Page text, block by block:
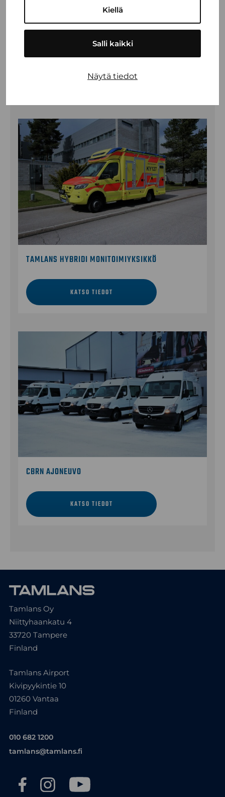
Kiellä
Salli kaikki
Näytä tiedot
ENSIHOIDON KENTTÄJOHTAJAN YKSIKKÖ
KATSO TIEDOT
TAMLANS HYBRIDI MONITOIMIYKSIKKÖ
KATSO TIEDOT
CBRN AJONEUVO
KATSO TIEDOT
Tamlans Oy
Niittyhaankatu 4
33720 Tampere
Finland
Tamlans Airport
Kivipyykintie 10
01260 Vantaa
Finland
010 682 1200
tamlans@tamlans.fi